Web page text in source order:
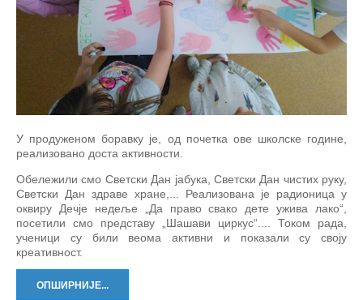
У продуженом боравку је, од почетка ове школске године,
реализовано доста активности.
Обележили смо Светски Дан јабука, Светски Дан чистих руку,
Светски Дан здраве хране,... Реализована је радионица у
оквиру Дечје недеље „Да право свако дете ужива лако“,
посетили смо представу „Шашави циркус“.... Током рада,
ученици су били веома активни и показали су своју
креативност.
ОПШИРНИЈЕ...